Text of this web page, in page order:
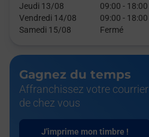
Jeudi 13/08
09:00 - 18:00
Vendredi 14/08
09:00 - 18:00
Samedi 15/08
Fermé
Gagnez du temps
Affranchissez votre courrier
de chez vous
J'imprime mon timbre !